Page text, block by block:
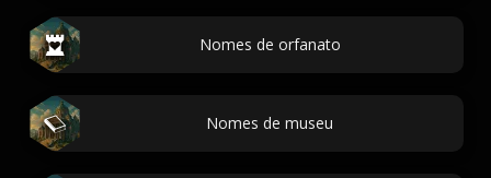
Nomes de orfanato
Nomes de museu